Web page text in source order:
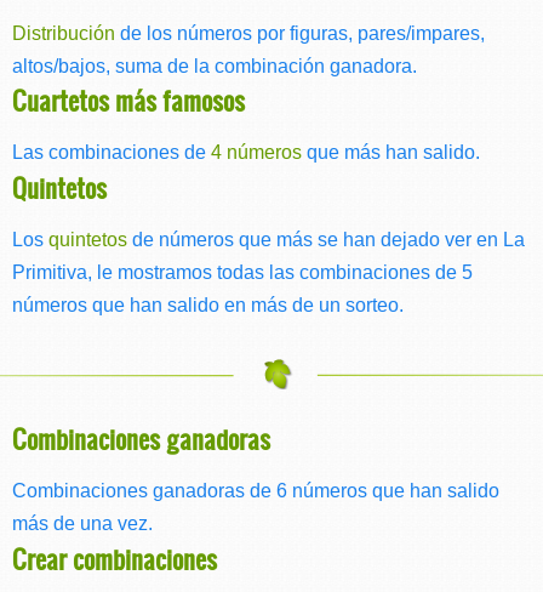
Distribución de los números por figuras, pares/impares,
altos/bajos, suma de la combinación ganadora.
Cuartetos más famosos
Las combinaciones de 4 números que más han salido.
Quintetos
Los quintetos de números que más se han dejado ver en La
Primitiva, le mostramos todas las combinaciones de 5
números que han salido en más de un sorteo.
Combinaciones ganadoras
Combinaciones ganadoras de 6 números que han salido
más de una vez.
Crear combinaciones